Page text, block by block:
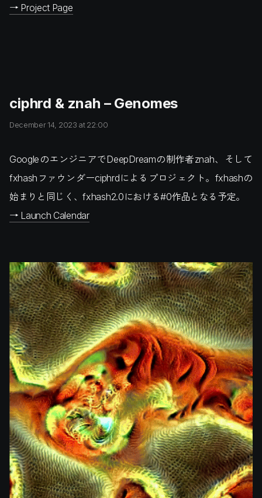
→ Project Page
ciphrd & znah – Genomes
December 14, 2023 at 22:00
GoogleのエンジニアでDeepDreamの制作者znah、そして
fxhashファウンダーciphrdによるプロジェクト。fxhashの
始まりと同じく、fxhash2.0における#0作品となる予定。
→ Launch Calendar